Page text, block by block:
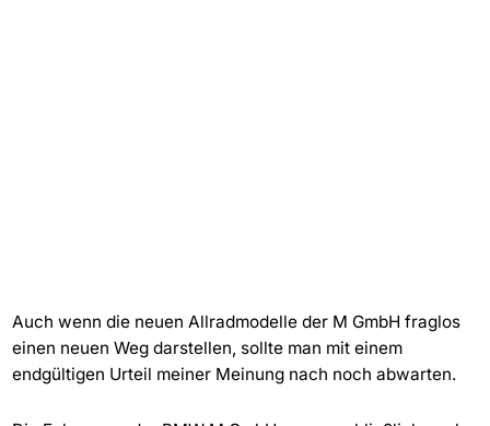
Auch wenn die neuen Allradmodelle der M GmbH fraglos
einen neuen Weg darstellen, sollte man mit einem
endgültigen Urteil meiner Meinung nach noch abwarten.